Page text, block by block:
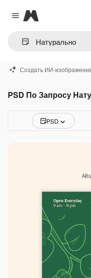
Close menu
Magnific
Создать ИИ-
PSD По Запросу
PSD